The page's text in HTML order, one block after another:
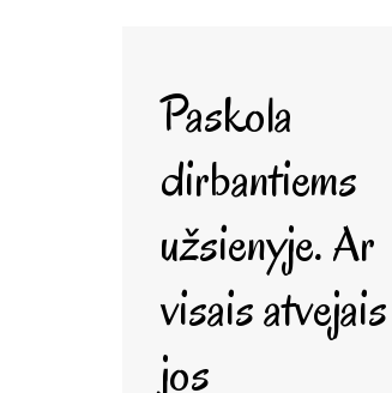
Paskola
dirbantiems
užsienyje. Ar
visais atvejais
jos